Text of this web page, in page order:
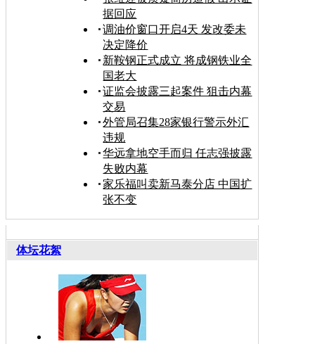
据回应
调油价窗口开启4天 发改委未
决定降价
新鞍钢正式成立 将成钢铁业全
国老大
证监会披露三起案件 狙击内幕
交易
外管局召集28家银行警示外汇
违规
华远拿地空手而归 任志强披露
失败内幕
家乐福叫卖新马泰分店 中国扩
张不变
体坛花絮